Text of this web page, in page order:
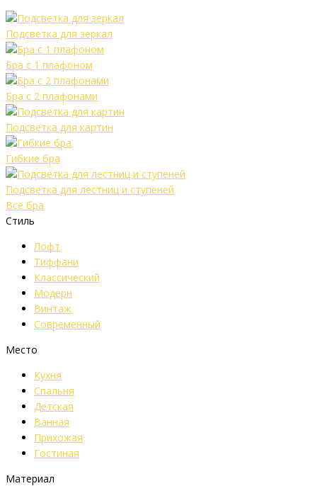
Подсветка для зеркал
Бра с 1 плафоном
Бра с 2 плафонами
Подсветка для картин
Гибкие бра
Подсветка для лестниц и ступеней
Все бра
Стиль
Лофт
Тиффани
Классический
Модерн
Винтаж
Современный
Место
Кухня
Спальня
Детская
Ванная
Прихожая
Гостиная
Материал